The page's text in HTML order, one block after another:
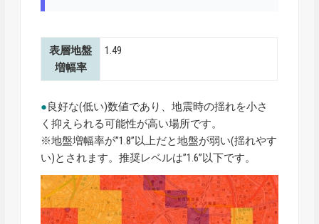
表層地盤
増幅率
1.49
●良好な(低い)数値であり、地震時の揺れを小さ
く抑えられる可能性が高い場所です。
※地盤増幅率が”1.8”以上だと地盤が弱い(揺れやす
い)とされます。推奨レベルは”1.6”以下です。